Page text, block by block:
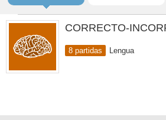
CORRECTO-
8 partidas Lengua